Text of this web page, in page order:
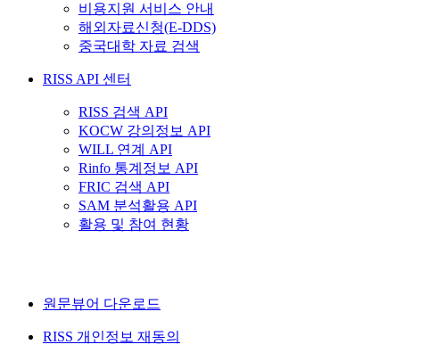
비용지원 서비스 안내
해외자료신청(E-DDS)
중국대학 자료 검색
RISS API 센터
RISS 검색 API
KOCW 강의정보 API
WILL 연계 API
Rinfo 통계정보 API
FRIC 검색 API
SAM 분석활용 API
활용 및 참여 현황
원문뷰어 다운로드
RISS 개인정보 재동의